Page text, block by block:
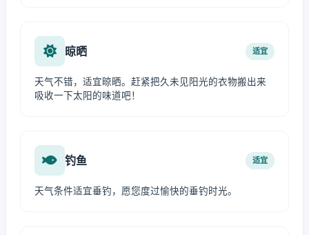
晾晒 适宜
天气不错，适宜晾晒。赶紧把久未见阳光的衣物搬出来
吸收一下太阳的味道吧！
钓鱼 适宜
天气条件适宜垂钓，愿您度过愉快的垂钓时光。